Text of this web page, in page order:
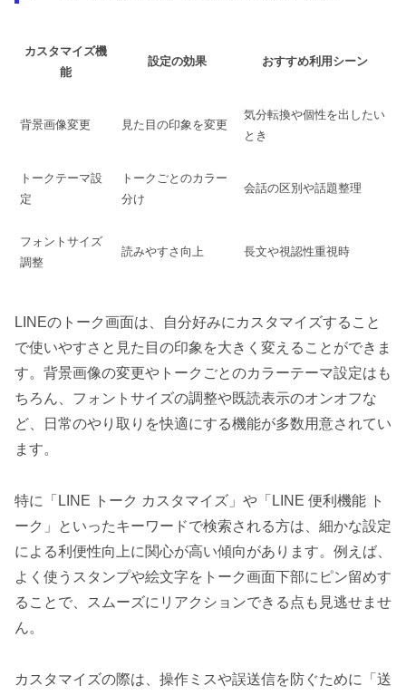
カスタマイズ機
能
設定の効果 おすすめ利用シーン
背景画像変更 見た目の印象を変更
気分転換や個性を出したい
とき
トークテーマ設
定
トークごとのカラー
分け
会話の区別や話題整理
フォントサイズ
調整
読みやすさ向上 長文や視認性重視時
LINEのトーク画面は、自分好みにカスタマイズすること
で使いやすさと見た目の印象を大きく変えることができま
す。背景画像の変更やトークごとのカラーテーマ設定はも
ちろん、フォントサイズの調整や既読表示のオンオフな
ど、日常のやり取りを快適にする機能が多数用意されてい
ます。
特に「LINE トーク カスタマイズ」や「LINE 便利機能 ト
ーク」といったキーワードで検索される方は、細かな設定
による利便性向上に関心が高い傾向があります。例えば、
よく使うスタンプや絵文字をトーク画面下部にピン留めす
ることで、スムーズにリアクションできる点も見逃せませ
ん。
カスタマイズの際は、操作ミスや誤送信を防ぐために「送